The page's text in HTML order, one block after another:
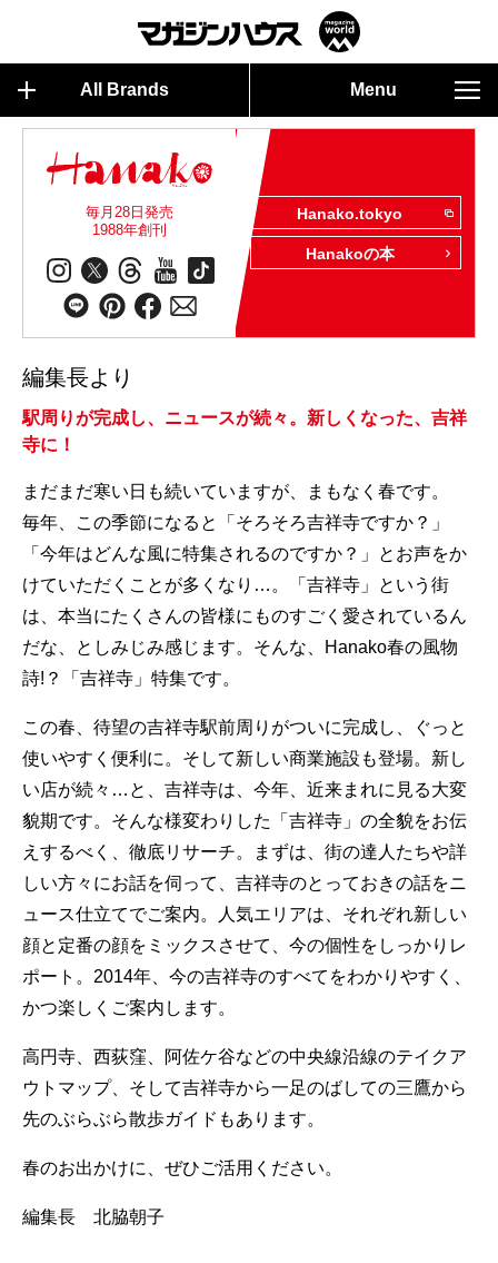
All Brands Menu
毎月28日発売
1988年創刊
Hanako.tokyo
Hanakoの本
編集長より
駅周りが完成し、ニュースが続々。新しくなった、吉祥
寺に！
まだまだ寒い日も続いていますが、まもなく春です。
毎年、この季節になると「そろそろ吉祥寺ですか？」
「今年はどんな風に特集されるのですか？」とお声をか
けていただくことが多くなり…。「吉祥寺」という街
は、本当にたくさんの皆様にものすごく愛されているん
だな、としみじみ感じます。そんな、Hanako春の風物
詩!？「吉祥寺」特集です。
この春、待望の吉祥寺駅前周りがついに完成し、ぐっと
使いやすく便利に。そして新しい商業施設も登場。新し
い店が続々…と、吉祥寺は、今年、近来まれに見る大変
貌期です。そんな様変わりした「吉祥寺」の全貌をお伝
えするべく、徹底リサーチ。まずは、街の達人たちや詳
しい方々にお話を伺って、吉祥寺のとっておきの話をニ
ュース仕立てでご案内。人気エリアは、それぞれ新しい
顔と定番の顔をミックスさせて、今の個性をしっかりレ
ポート。2014年、今の吉祥寺のすべてをわかりやすく、
かつ楽しくご案内します。
高円寺、西荻窪、阿佐ケ谷などの中央線沿線のテイクア
ウトマップ、そして吉祥寺から一足のばしての三鷹から
先のぶらぶら散歩ガイドもあります。
春のお出かけに、ぜひご活用ください。
編集長 北脇朝子